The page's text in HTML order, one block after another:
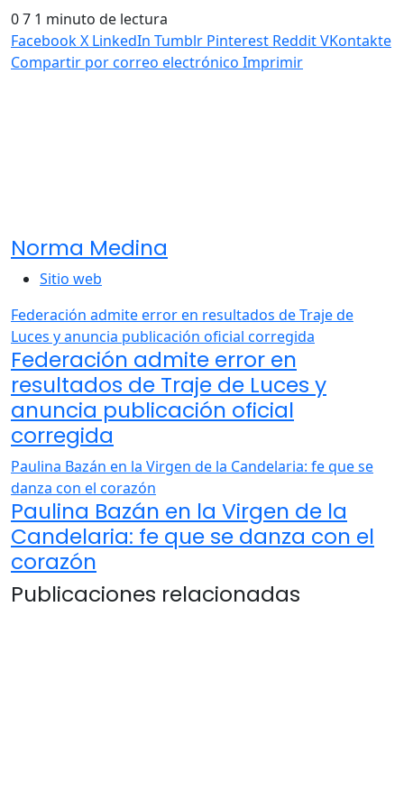
07 1 minuto de lectura
FacebookX LinkedIn Tumblr Pinterest RedditVKontakte
Compartir por correo electrónico Imprimir
Norma Medina
Sitio web
Federación admite error en resultados de Traje de
Luces y anuncia publicación oficial corregida
Federación admite error en
resultados de Traje de Luces y
anuncia publicación oficial
corregida
Paulina Bazán en la Virgen de la Candelaria: fe que se
danza con el corazón
Paulina Bazán en la Virgen de la
Candelaria: fe que se danza con el
corazón
Publicaciones relacionadas